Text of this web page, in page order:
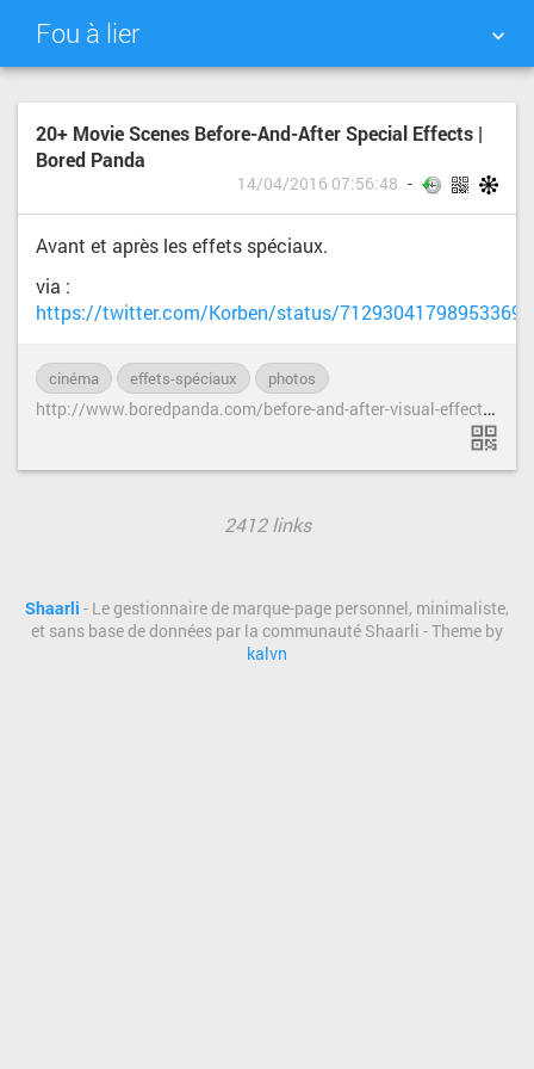
Fou à lier
NUAGE DE TAGS MUR D'IMAGES
RECHERCHER
20+ Movie Scenes Before-And-After Special Effects |
Bored Panda
14/04/2016 07:56:48
Avant et après les effets spéciaux.
via :
https://twitter.com/Korben/status/712930417989533696
cinéma effets-spéciaux photos
h
ttp://www.boredpanda.com/before-and-after-visual-effects-movies-tv/
2412 links
Shaarli - Le gestionnaire de marque-page personnel, minimaliste,
et sans base de données par la communauté Shaarli - Theme by
kalvn